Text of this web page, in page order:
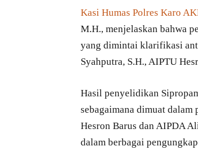
Kasi Humas Polres Karo
M.H., menjelaskan bahwa
yang dimintai klarifikasi
Syahputra, S.H., AIPTU
Hasil penyelidikan
sebagaimana dimuat
Hesron Barus dan AIPDA
dalam berbagai